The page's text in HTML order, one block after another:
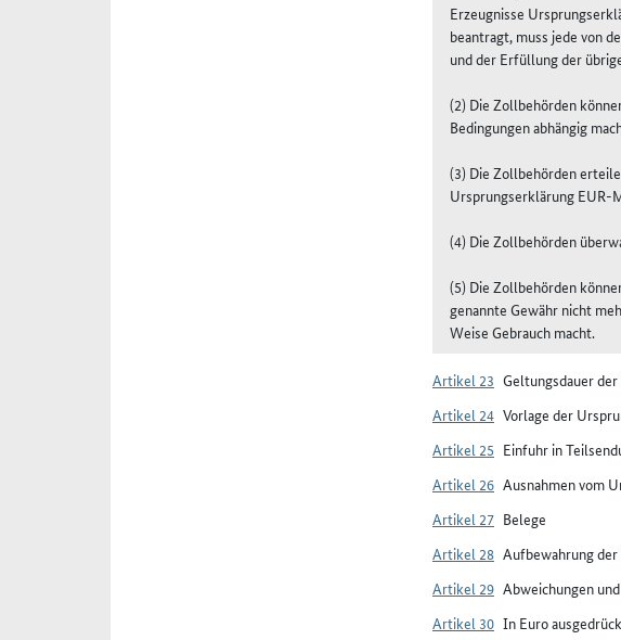
Erzeugnisse
beantragt, muss jede von
und der Erfüllung der
(2) Die Zollbehörden
Bedingungen abhängig
(3) Die Zollbehörden
Ursprungserklärung EUR-
(4) Die Zollbehörden
(5) Die Zollbehörden
genannte Gewähr nicht
Weise Gebrauch macht.
Artikel 23 Geltungsdauer
Artikel 24 Vorlage der
Artikel 25 Einfuhr in
Artikel 26 Ausnahmen vom
Artikel 27 Belege
Artikel 28 Aufbewahrung
Artikel 29 Abweichungen
Artikel 30 In Euro